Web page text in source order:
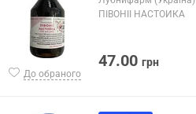
До обраного
ПІВОНІЇ НАСТОЙКА
47.00 грн